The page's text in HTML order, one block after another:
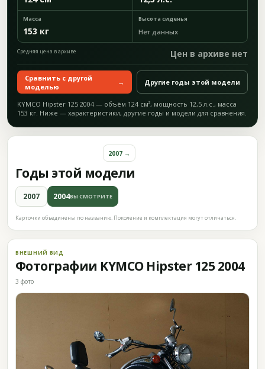
Масса
153 кг
Высота сиденья
Нет данных
Средняя цена в архиве Цен в архиве нет
Сравнить с другой
моделью
→ Другие годы этой модели
KYMCO Hipster 125 2004 — объём 124 см³, мощность 12,5 л.с., масса
153 кг. Ниже — характеристики, другие годы и модели для сравнения.
Годы этой модели
2007 →
2007 2004ВЫ СМОТРИТЕ
Карточки объединены по названию. Поколение и комплектация могут отличаться.
ВНЕШНИЙ ВИД
Фотографии KYMCO Hipster 125 2004
3 фото